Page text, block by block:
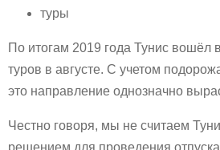
туры
По итогам 2019 года Тунис вошёл
туров в августе. С учетом
это направление однозначно
Честно говоря, мы не считаем
решением для проведения отпуска